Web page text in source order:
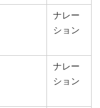
ナレー
ション
ナレー
ション